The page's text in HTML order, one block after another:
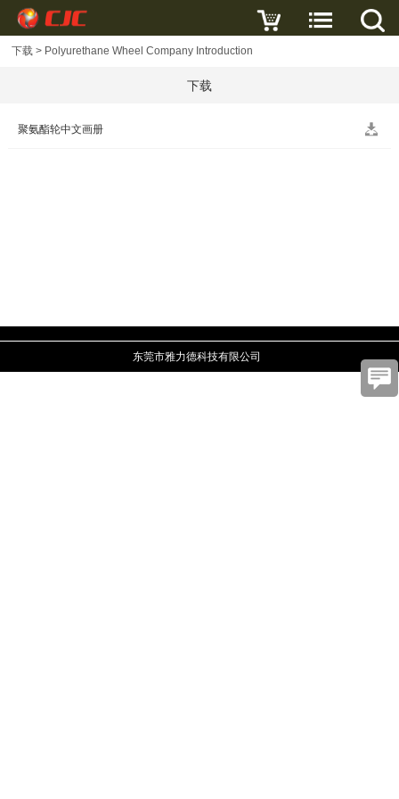
下载 > Polyurethane Wheel Company Introduction
下载
聚氨酯轮中文画册
东莞市雅力德科技有限公司